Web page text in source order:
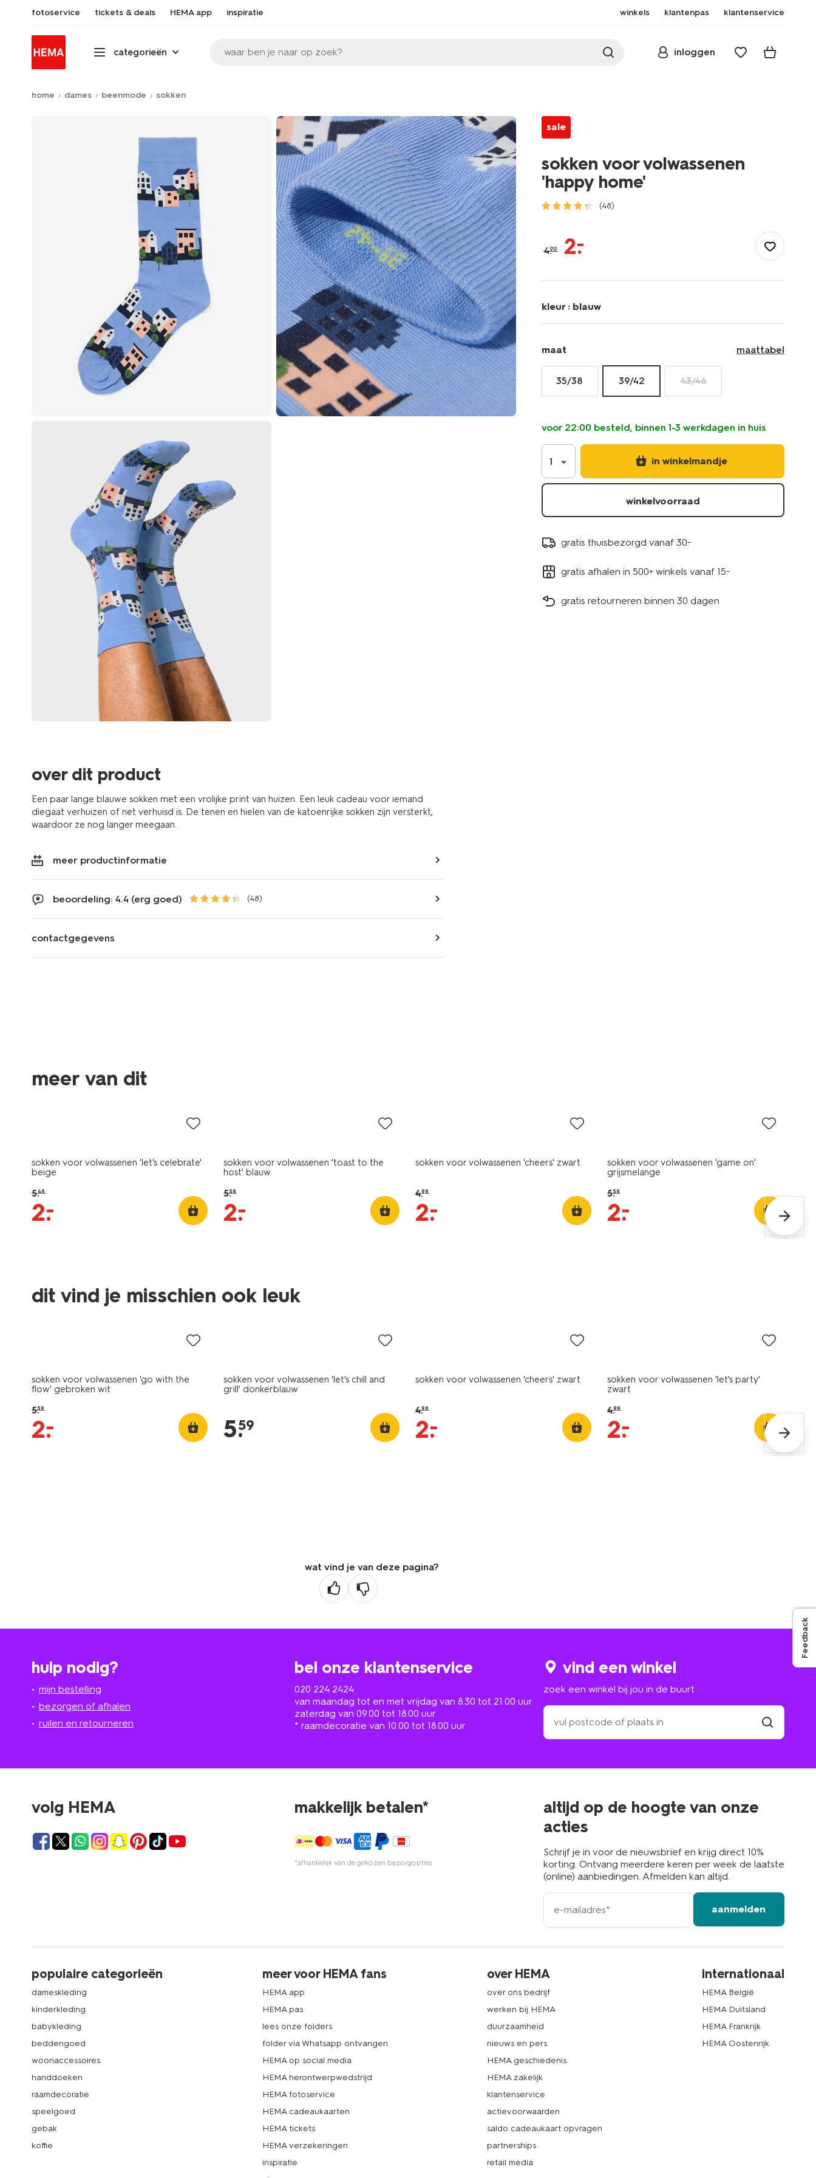
fotoservice tickets & deals HEMA app inspiratie winkels klantenpas klantenservice
categorieën waar ben je naar op zoek? inloggen
home dames beenmode sokken
over dit product
Een paar lange blauwe sokken met een vrolijke print van huizen. Een leuk cadeau voor iemand
diegaat verhuizen of net verhuisd is. De tenen en hielen van de katoenrijke sokken zijn versterkt,
waardoor ze nog langer meegaan.
meer productinformatie
beoordeling: 4.4 (erg goed) (48)
contactgegevens
sale
sokken voor volwassenen
'happy home'
(48)
volwassenen-
4.99 2.
–
kleur : blauw
maat maattabel
35/38 39/42 43/46
voor 22:00 besteld, binnen 1-3 werkdagen in huis
1 in winkelmandje
winkelvoorraad
gratis thuisbezorgd vanaf 30.-
gratis afhalen in 500+ winkels vanaf 15.-
gratis retourneren binnen 30 dagen
meer van dit
sokken voor volwassenen 'let's celebrate'
beige
5.49
2.
–
sokken voor volwassenen 'toast to the
host' blauw
5.59
2.
–
sokken voor volwassenen 'cheers' zwart
4.99
2.
–
sokken voor volwassenen 'game on'
grijsmelange
5.59
2.
–
dit vind je misschien ook leuk
sokken voor volwassenen 'go with the
flow' gebroken wit
5.59
2.
–
sokken voor volwassenen 'let's chill and
grill' donkerblauw
5.
59
sokken voor volwassenen 'cheers' zwart
4.99
2.
–
sokken voor volwassenen 'let's party'
zwart
4.99
2.
–
wat vind je van deze pagina?
hulp nodig?
mijn bestelling
bezorgen of afhalen
ruilen en retourneren
bel onze klantenservice
020 224 2424
van maandag tot en met vrijdag van 8.30 tot 21.00 uur
zaterdag van 09.00 tot 18.00 uur
* raamdecoratie van 10.00 tot 18.00 uur
vind een winkel
zoek een winkel bij jou in de buurt
zoek
een
winkel
in
volg HEMA makkelijk betalen*
*afhankelijk van de gekozen bezorgopties
altijd op de hoogte van onze
acties
Schrijf je in voor de nieuwsbrief en krijg direct 10%
korting. Ontvang meerdere keren per week de laatste
(online) aanbiedingen. Afmelden kan altijd.
e-
mailadres
aanmelden
populaire categorieën
dameskleding
kinderkleding
babykleding
beddengoed
woonaccessoires
handdoeken
raamdecoratie
speelgoed
gebak
koffie
meer voor HEMA fans
HEMA app
HEMA pas
lees onze folders
folder via Whatsapp ontvangen
HEMA op social media
HEMA herontwerpwedstrijd
HEMA fotoservice
HEMA cadeaukaarten
HEMA tickets
HEMA verzekeringen
inspiratie
over HEMA
over ons bedrijf
werken bij HEMA
duurzaamheid
nieuws en pers
HEMA geschiedenis
HEMA zakelijk
klantenservice
actievoorwaarden
saldo cadeaukaart opvragen
partnerships
retail media
internationaal
HEMA België
HEMA Duitsland
HEMA Frankrijk
HEMA Oostenrijk
Feedback